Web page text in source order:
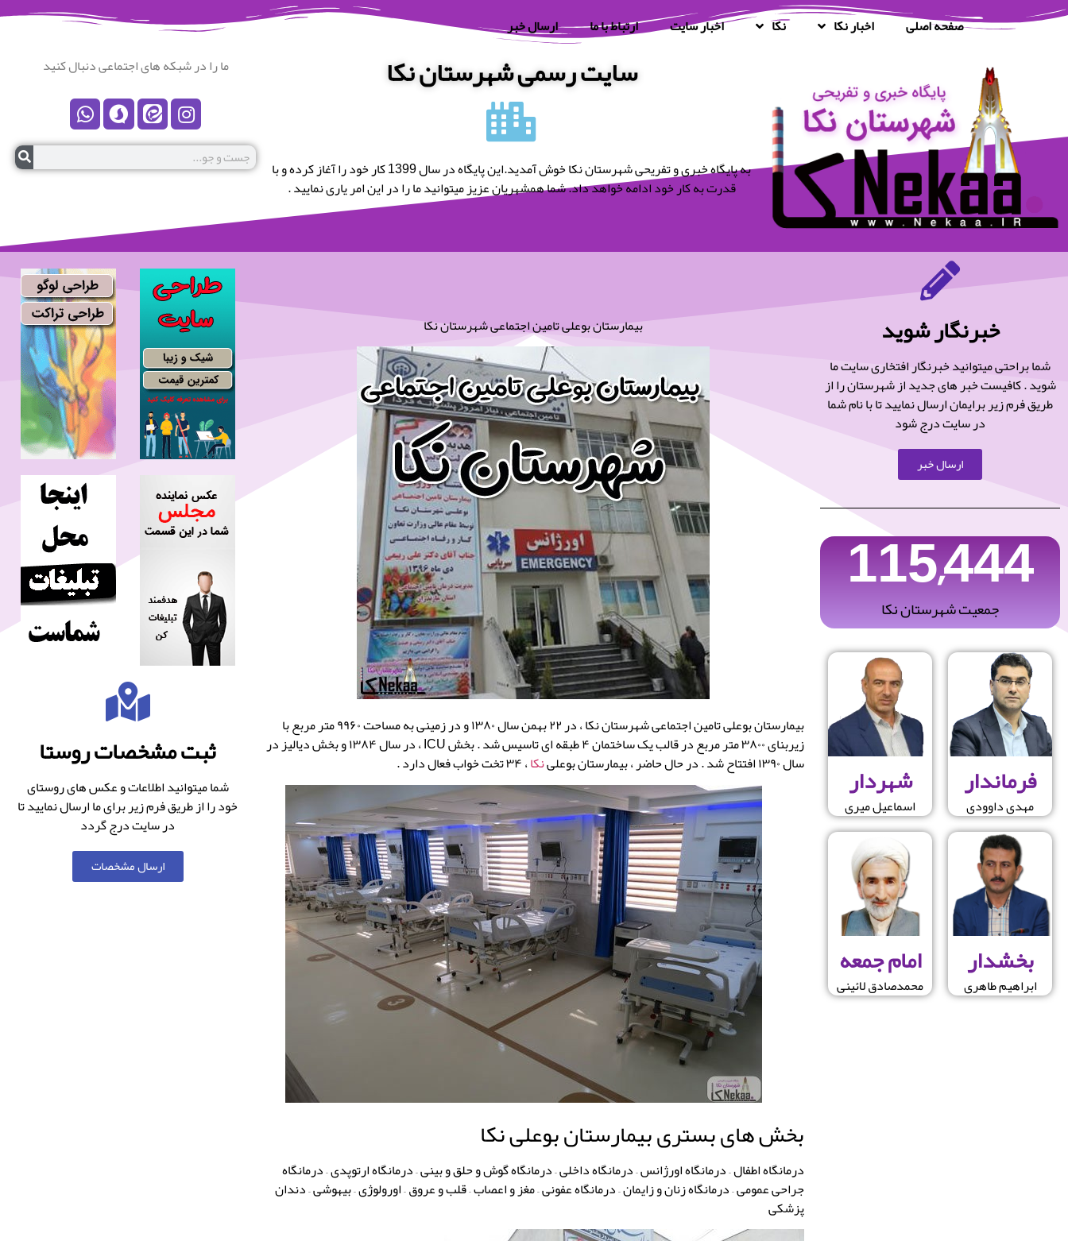
صفحه اصلی اخبار نکا نکا اخبار سایت ارتباط با ما ارسال خبر
سایت رسمی شهرستان نکا
به پایگاه خبری و تفریحی شهرستان نکا خوش آمدید.این پایگاه در سال 1399 کار خود را آغاز کرده و با
قدرت به کار خود ادامه خواهد داد. شما همشهریان عزیز میتوانید ما را در این امر یاری نمایید .
ما را در شبکه های اجتماعی دنبال کنید
خبرنگار شوید
شما براحتی میتوانید خبرنگار افتخاری سایت ما
شوید . کافیست خبر های جدید از شهرستان را از
طریق فرم زیر برایمان ارسال نمایید تا با نام شما
در سایت درج شود
ارسال خبر
115,444
جمعیت شهرستان نکا
فرماندار
مهدی داوودی
بخشدار
ابراهیم طاهری
شهردار
اسماعیل میری
امام جمعه
محمدصادق لائینی
بیمارستان بوعلی تامین اجتماعی شهرستان نکا
بیمارستان بوعلی تامین اجتماعی شهرستان نکا ، در ۲۲ بهمن سال ۱۳۸۰ و در زمینی به مساحت ۹۹۶۰ متر مربع با
زیربنای ۳۸۰۰ متر مربع در قالب یک ساختمان ۴ طبقه ای تاسیس شد . بخش ICU ، در سال ۱۳۸۴ و بخش دیالیز در
سال ۱۳۹۰ افتتاح شد . در حال حاضر ، بیمارستان بوعلی نکا، ۳۴ تخت خواب فعال دارد .
بخش های بستری بیمارستان بوعلی نکا
درمانگاه اطفال – درمانگاه اورژانس – درمانگاه داخلی – درمانگاه گوش و حلق و بینی – درمانگاه ارتوپدی – درمانگاه
جراحی عمومی – درمانگاه زنان و زایمان – درمانگاه عفونی – مغز و اعصاب – قلب و عروق – اورولوژی – بیهوشی – دندان
پزشكی
ثبت مشخصات روستا
شما میتوانید اطلاعات و عکس های روستای
خود را از طریق فرم زیر برای ما ارسال نمایید تا
در سایت درج گردد
ارسال مشخصات